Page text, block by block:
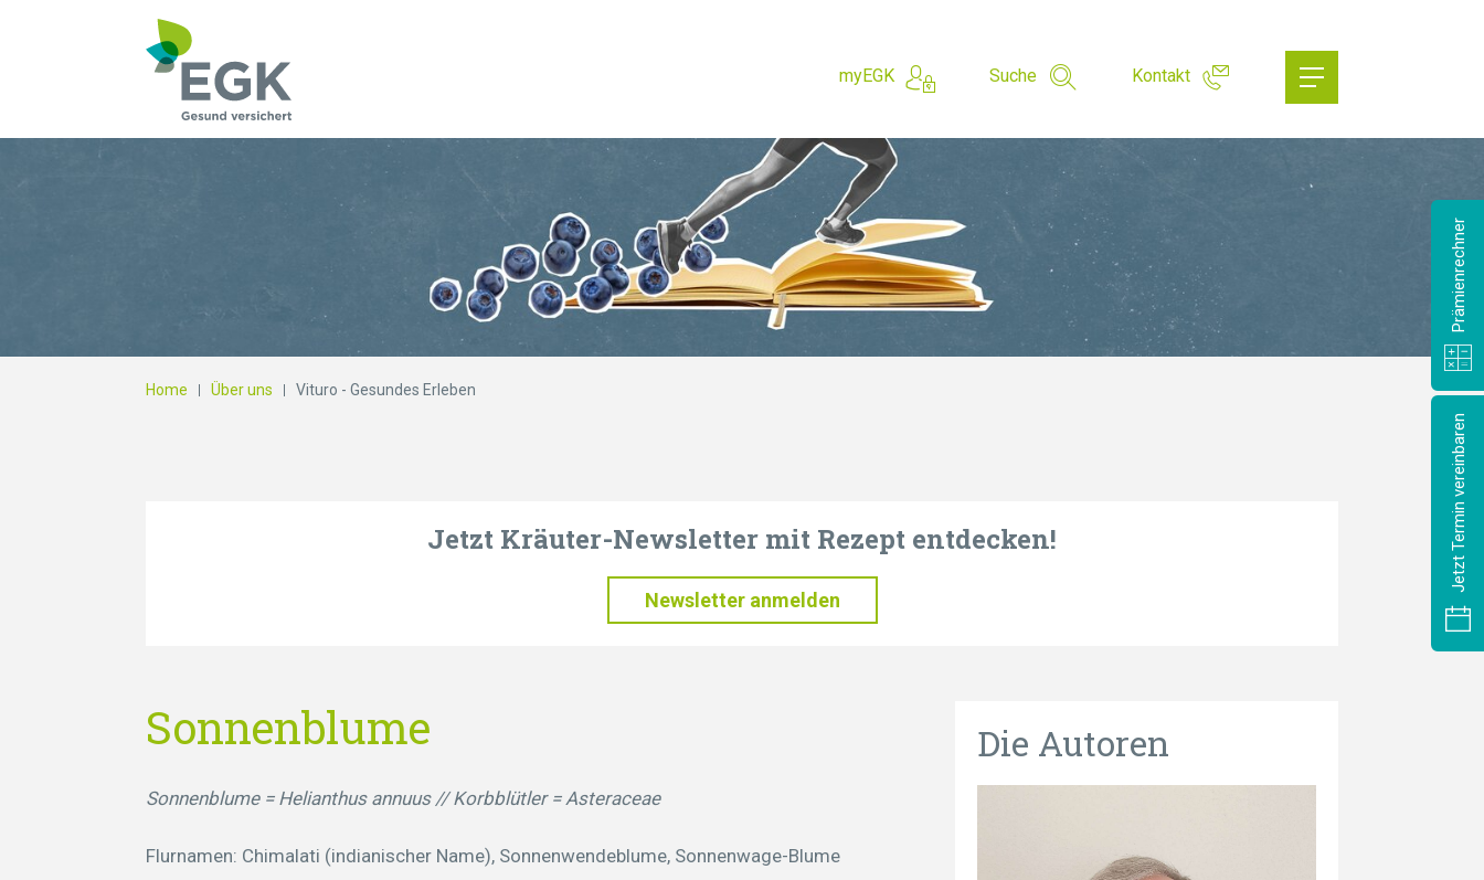
Prämienrechner
Jetzt Termin vereinbaren
myEGK Suche Kontakt
Home Über uns Vituro - Gesundes Erleben
Jetzt Kräuter-Newsletter mit Rezept entdecken!
Newsletter anmelden
Sonnenblume
Sonnenblume = Helianthus annuus // Korbblütler = Asteraceae
Flurnamen: Chimalati (indianischer Name), Sonnenwendeblume, Sonnenwage-Blume
Die Autoren
Wonach suchen Sie?